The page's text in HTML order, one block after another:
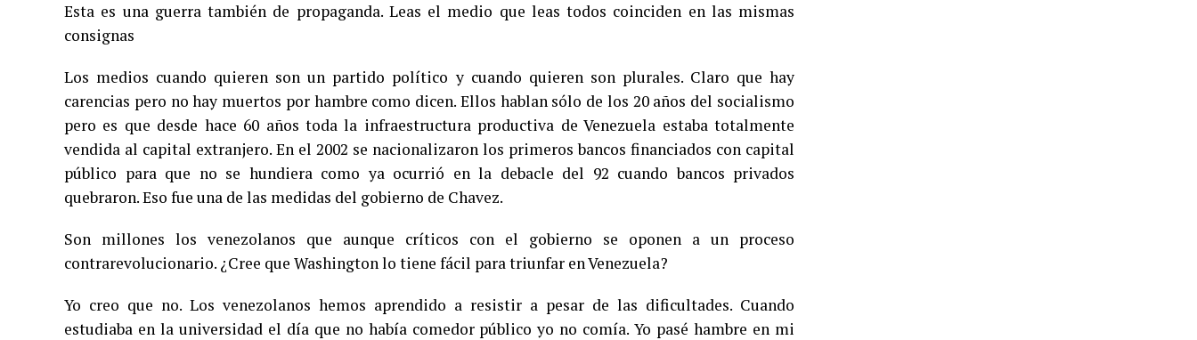
Esta es una guerra también de propaganda. Leas el medio que leas todos coinciden en las mismas
consignas
Los medios cuando quieren son un partido político y cuando quieren son plurales. Claro que hay
carencias pero no hay muertos por hambre como dicen. Ellos hablan sólo de los 20 años del socialismo
pero es que desde hace 60 años toda la infraestructura productiva de Venezuela estaba totalmente
vendida al capital extranjero. En el 2002 se nacionalizaron los primeros bancos financiados con capital
público para que no se hundiera como ya ocurrió en la debacle del 92 cuando bancos privados
quebraron. Eso fue una de las medidas del gobierno de Chavez.
Son millones los venezolanos que aunque críticos con el gobierno se oponen a un proceso
contrarevolucionario. ¿Cree que Washington lo tiene fácil para triunfar en Venezuela?
Yo creo que no. Los venezolanos hemos aprendido a resistir a pesar de las dificultades. Cuando
estudiaba en la universidad el día que no había comedor público yo no comía. Yo pasé hambre en mi